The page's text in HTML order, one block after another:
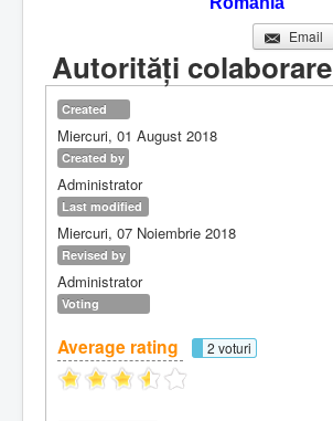
Email
Autorităţi colaborare
Created
Miercuri, 01 August 2018
Created by
Administrator
Last modified
Miercuri, 07 Noiembrie 2018
Revised by
Administrator
Voting
Average rating 2 voturi